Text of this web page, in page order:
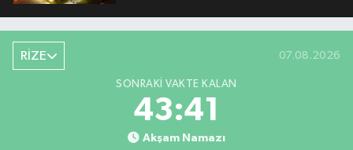
RİZE 07.08.2026
SONRAKI VAKTE KALAN
43:41
Akşam Namazı